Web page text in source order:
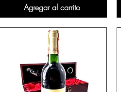
Agregar al carrito